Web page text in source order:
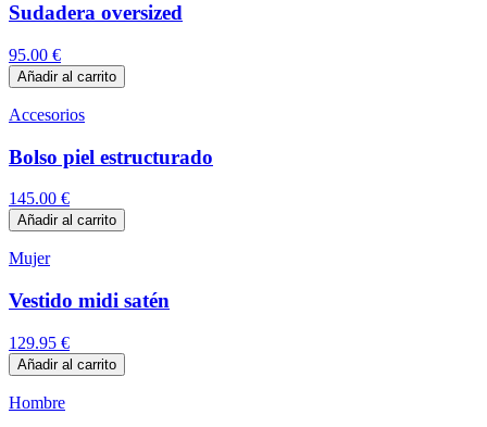
Sudadera oversized
95.00 €
Añadir al carrito
Accesorios
Bolso piel estructurado
145.00 €
Añadir al carrito
Mujer
Vestido midi satén
129.95 €
Añadir al carrito
Hombre